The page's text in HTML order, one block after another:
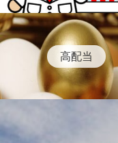
高配当